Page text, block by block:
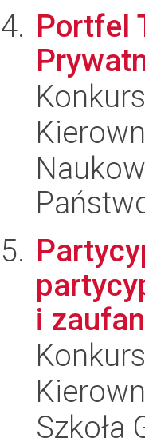
Portfel
i
Szkoła